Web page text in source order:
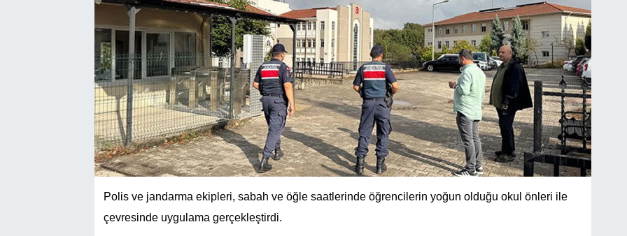
Polis ve jandarma ekipleri, sabah ve öğle saatlerinde öğrencilerin yoğun olduğu okul önleri ile
çevresinde uygulama gerçekleştirdi.